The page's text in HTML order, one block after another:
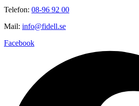
Telefon: 08-96 92 00
Mail: info@fidell.se
Facebook